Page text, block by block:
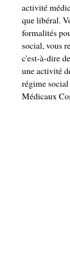
activité
que libéral.
formalités
social, vous
c'est-à-dire
une activité
régime
Médicaux